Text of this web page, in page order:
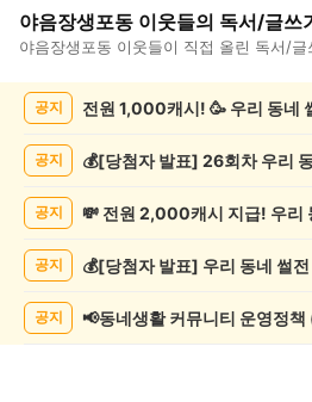
야음장생포동 이웃들의 독서/글쓰
야음장생포동 이웃들이 직접 올린 독서/글
서/
게
공지 전원 1,000캐시! 🥳 우리 동네
공지
공지
공지
공지 📢동네생활 커뮤니티 운영정